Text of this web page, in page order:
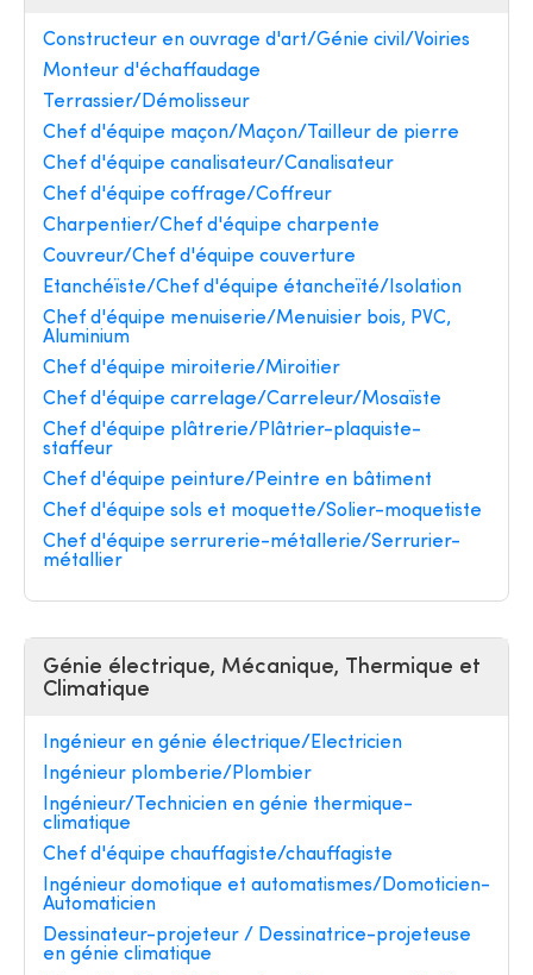
Constructeur en ouvrage d'art/Génie civil/Voiries
Monteur d'échaffaudage
Terrassier/Démolisseur
Chef d'équipe maçon/Maçon/Tailleur de pierre
Chef d'équipe canalisateur/Canalisateur
Chef d'équipe coffrage/Coffreur
Charpentier/Chef d'équipe charpente
Couvreur/Chef d'équipe couverture
Etanchéïste/Chef d'équipe étancheïté/Isolation
Chef d'équipe menuiserie/Menuisier bois, PVC,
Aluminium
Chef d'équipe miroiterie/Miroitier
Chef d'équipe carrelage/Carreleur/Mosaïste
Chef d'équipe plâtrerie/Plâtrier-plaquiste-
staffeur
Chef d'équipe peinture/Peintre en bâtiment
Chef d'équipe sols et moquette/Solier-moquetiste
Chef d'équipe serrurerie-métallerie/Serrurier-
métallier
Génie électrique, Mécanique, Thermique et
Climatique
Ingénieur en génie électrique/Electricien
Ingénieur plomberie/Plombier
Ingénieur/Technicien en génie thermique-
climatique
Chef d'équipe chauffagiste/chauffagiste
Ingénieur domotique et automatismes/Domoticien-
Automaticien
Dessinateur-projeteur / Dessinatrice-projeteuse
en génie climatique